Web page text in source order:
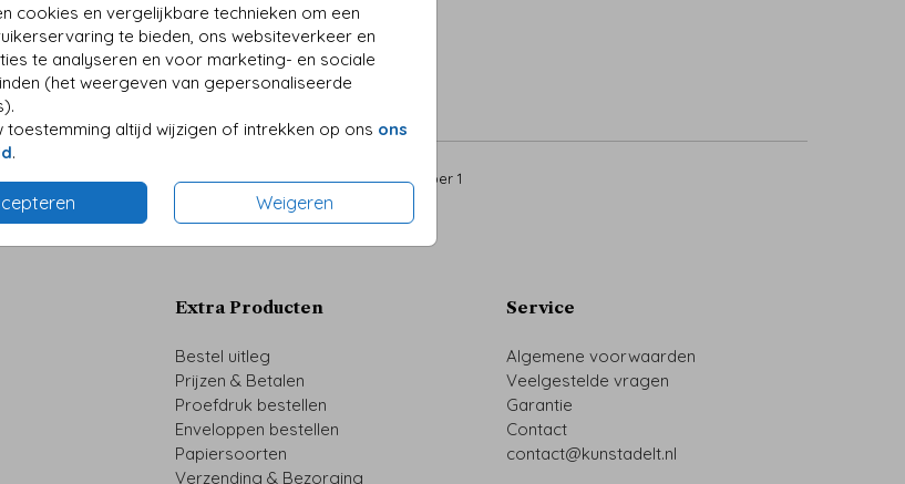
cookies en vergelijkbare technieken om een
te bieden, ons websiteverkeer en
te analyseren en voor marketing- en sociale
(het weergeven van gepersonaliseerde
toestemming altijd wijzigen of intrekken op ons ons
.
Weigeren
Prijs:€ 0,45 per 1
Extra Producten
Bestel uitleg
Prijzen & Betalen
Proefdruk bestellen
Enveloppen bestellen
Papiersoorten
Verzending & Bezorging
Service
Algemene voorwaarden
Veelgestelde vragen
Garantie
Contact
contact@kunstadelt.nl